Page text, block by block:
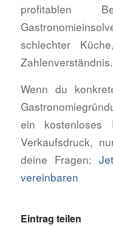
profitablen
schlechter
Zahlenverständnis.
Wenn du
ein
Verkaufsdruck,
deine Fragen:
vereinbaren
Eintrag teilen